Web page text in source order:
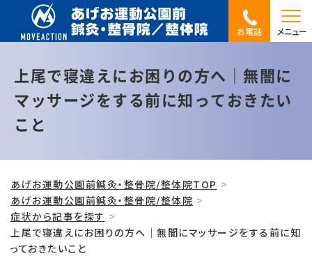
お電話 メニュー
上尾で寝違えにお困りの方へ｜無闇に
マッサージをする前に知っておきたい
こと
あげお運動公園前鍼灸・整骨院/整体院TOP
あげお運動公園前鍼灸・整骨院/整体院
症状から記事を探す
上尾で寝違えにお困りの方へ｜無闇にマッサージをする前に知
っておきたいこと